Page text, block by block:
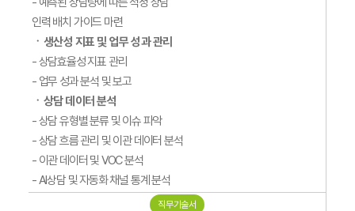
인력 배치 가이드 마련
ㆍ생산성 지표 및 업무 성과 관리
- 상담효율성 지표 관리
- 업무 성과 분석 및 보고
ㆍ상담 데이터 분석
- 상담 유형별 분류 및 이슈 파악
- 상담 흐름 관리 및 이관 데이터 분석
- 이관 데이터 및 VOC 분석
- AI상담 및 자동화 채널 통계 분석
직무기술서